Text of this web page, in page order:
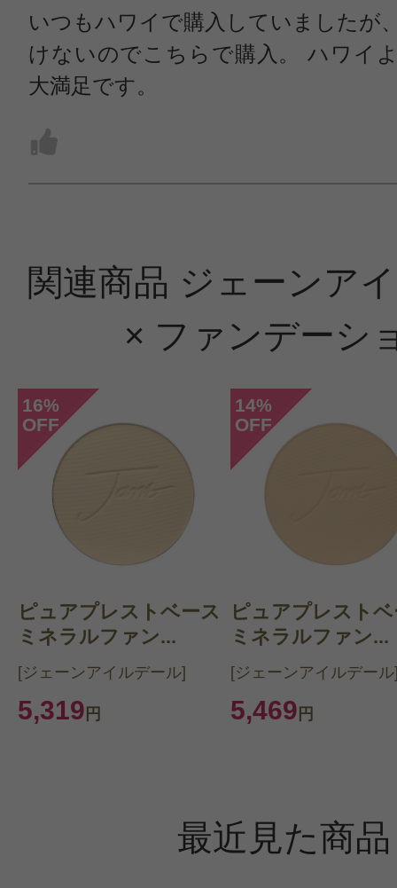
いつもハワイで購入していましたが
けないのでこちらで購入。 ハワイ
大満足です。
関連商品 ジェーンア
× ファンデーシ
16%
OFF
ピュアプレストベース
ミネラルファン...
[ジェーンアイルデール]
5,319 円
14%
OFF
ピュアプレスト
ミネラルファン...
[ジェーンアイルデー
5,469 円
最近見た商品